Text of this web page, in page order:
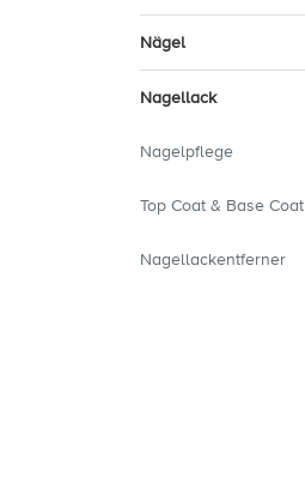
Nägel
Nagellack
Nagelpflege
Top Coat & Base Coat
Nagellackentferner